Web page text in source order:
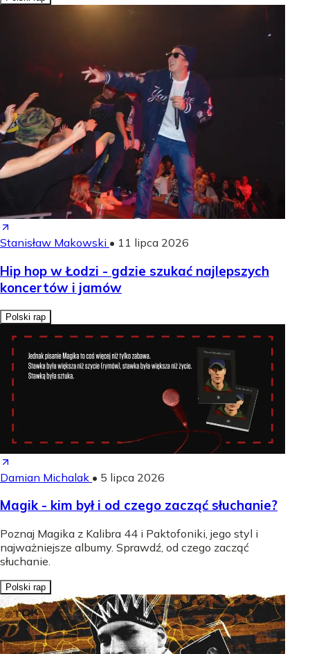
Stanisław Makowski • 11 lipca 2026
Hip hop w Łodzi - gdzie szukać najlepszych
koncertów i jamów
Polski rap
Damian Michalak • 5 lipca 2026
Magik - kim był i od czego zacząć słuchanie?
Poznaj Magika z Kalibra 44 i Paktofoniki, jego styl i
najważniejsze albumy. Sprawdź, od czego zacząć
słuchanie.
Polski rap